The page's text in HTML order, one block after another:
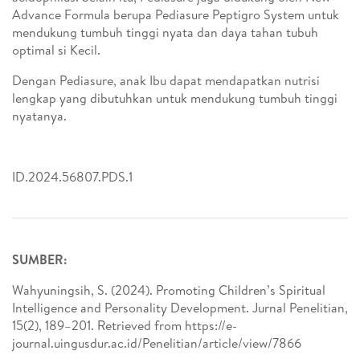
Advance Formula berupa Pediasure Peptigro System untuk
mendukung tumbuh tinggi nyata dan daya tahan tubuh
optimal si Kecil.
Dengan Pediasure, anak Ibu dapat mendapatkan nutrisi
lengkap yang dibutuhkan untuk mendukung tumbuh tinggi
nyatanya.
ID.2024.56807.PDS.1
SUMBER:
Wahyuningsih, S. (2024). Promoting Children’s Spiritual
Intelligence and Personality Development. Jurnal Penelitian,
15(2), 189–201. Retrieved from https://e-
journal.uingusdur.ac.id/Penelitian/article/view/7866